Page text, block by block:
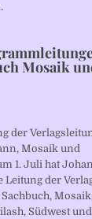
Mosaik
der
Mosaik und
1. Juli hat
Leitung der
Südwest und